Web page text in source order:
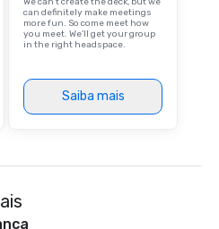
can definitely make meetings
more fun. So come meet how
you meet. We'll get your group
in the right headspace.
Saiba mais